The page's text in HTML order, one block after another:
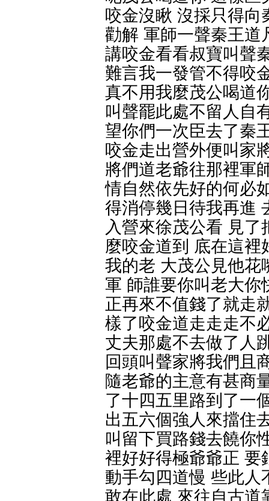
咬金沒瞅 沒採只得向
勸解 軍師一聲秦王道
講咬金看看叔寶叫聲
難言我一發管不得咬
真不用我麼茂公喝道
叫聲罷此處不留人自
望你們一次臣去了秦
咬金走出營外便叫家
將們道老爺往那裡軍
情自然依先好的何必
得消停幾日待我再進
入營來徐茂公看 見
麼咬金道到 底在這裡
我的老 大茂公見他花
軍 師誰要你叫老大你
正再來不值錢了就走
樣了咬金道走走走不
丈夫那處不去做了人
回頭叫聲家將我們且
隨老爺的主意有甚商
了十四五里路到了一
出五六個強人來擋住
叫留下買路錢去饒你
裡好好得極爺爺正 要
動手勾四道慢 些此人
敢在此處 來往自古道